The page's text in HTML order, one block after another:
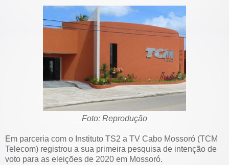
Foto: Reprodução
Em parceria com o Instituto TS2 a TV Cabo Mossoró (TCM
Telecom) registrou a sua primeira pesquisa de intenção de
voto para as eleições de 2020 em Mossoró.